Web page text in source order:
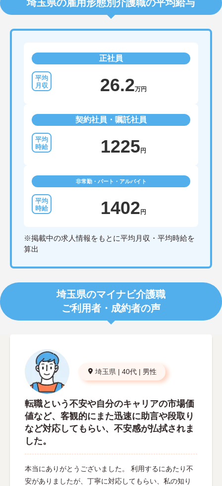
埼玉県の雇用形態別介護職の平均給与
正社員
26.2万円
契約社員・嘱託社員
1225 円
非常勤・パート・アルバイト
1402 円
※掲載中の求人情報をもとに平均月収・平均時給を
算出
埼玉県のマイナビ介護職
ご利用者・成約者の声
埼玉県 | 40代 | 男性
転職という不安や自分のキャリアの市場価
値など、客観的にまた迅速に助言や段取り
など対応してもらい、不安感が払拭されま
した。
本当にありがとうございました。 利用するにあたり不
安がありましたが、丁寧に対応してもらい、私の知り